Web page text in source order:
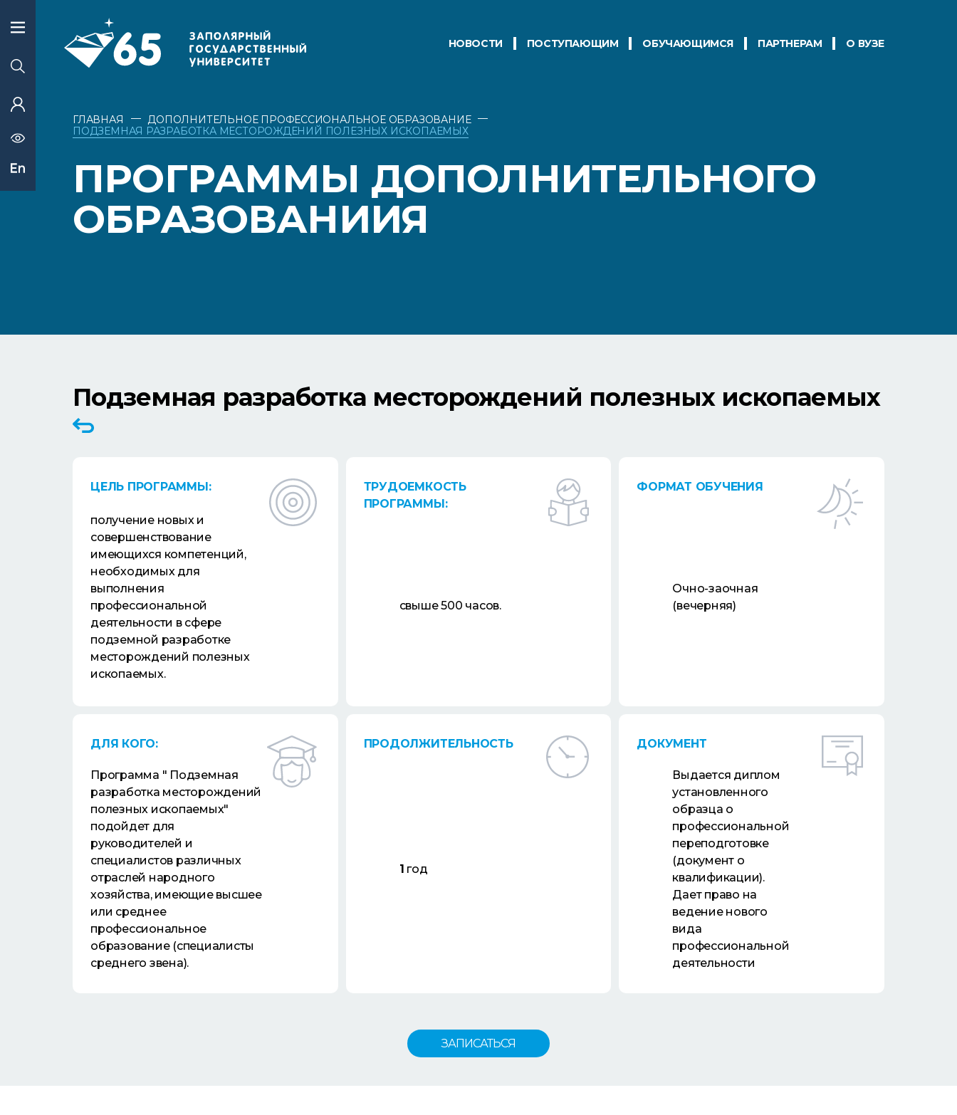
НОВОСТИ ПОСТУПАЮЩИМ ОБУЧАЮЩИМСЯ ПАРТНЕРАМ О ВУЗЕ
ГЛАВНАЯ — ДОПОЛНИТЕЛЬНОЕ ПРОФЕССИОНАЛЬНОЕ ОБРАЗОВАНИЕ —
ПОДЗЕМНАЯ РАЗРАБОТКА МЕСТОРОЖДЕНИЙ ПОЛЕЗНЫХ ИСКОПАЕМЫХ
ПРОГРАММЫ ДОПОЛНИТЕЛЬНОГО
ОБРАЗОВАНИИЯ
Подземная разработка месторождений полезных ископаемых
ЦЕЛЬ ПРОГРАММЫ:
получение новых и
совершенствование
имеющихся компетенций,
необходимых для
выполнения
профессиональной
деятельности в сфере
подземной разработке
месторождений полезных
ископаемых.
ТРУДОЕМКОСТЬ
ПРОГРАММЫ:
свыше 500 часов.
ФОРМАТ ОБУЧЕНИЯ
Очно-заочная
(вечерняя)
ДЛЯ КОГО:
Программа " Подземная
разработка месторождений
полезных ископаемых"
подойдет для
руководителей и
специалистов различных
отраслей народного
хозяйства, имеющие высшее
или среднее
профессиональное
образование (специалисты
среднего звена).
ПРОДОЛЖИТЕЛЬНОСТЬ
1 год
ДОКУМЕНТ
Выдается диплом
установленного
образца о
профессиональной
переподготовке
(документ о
квалификации).
Дает право на
ведение нового
вида
профессиональной
деятельности
ЗАПИСАТЬСЯ